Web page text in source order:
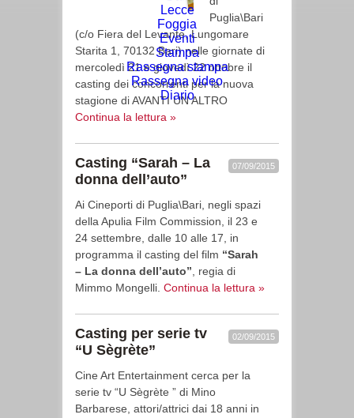
Lecce
Foggia
Eventi
Stampa
Rassegna stampa
Rassegna video
Diario
Puglia\Bari
(c/o Fiera del Levante, Lungomare
Starita 1, 70132 Bari) nelle giornate di
mercoledì 21 e giovedì 22 ottobre il
casting dei concorrenti per la nuova
stagione di AVANTI UN ALTRO
Continua la lettura »
07/09/2015
Casting “Sarah – La
donna dell’auto”
Ai Cineporti di Puglia\Bari, negli spazi
della Apulia Film Commission, il 23 e
24 settembre, dalle 10 alle 17, in
programma il casting del film “Sarah
– La donna dell’auto” , regia di
Mimmo Mongelli. Continua la lettura »
02/09/2015
Casting per serie tv
“U Sègrète”
Cine Art Entertainment cerca per la
serie tv “U Sègrète ” di Mino
Barbarese, attori/attrici dai 18 anni in